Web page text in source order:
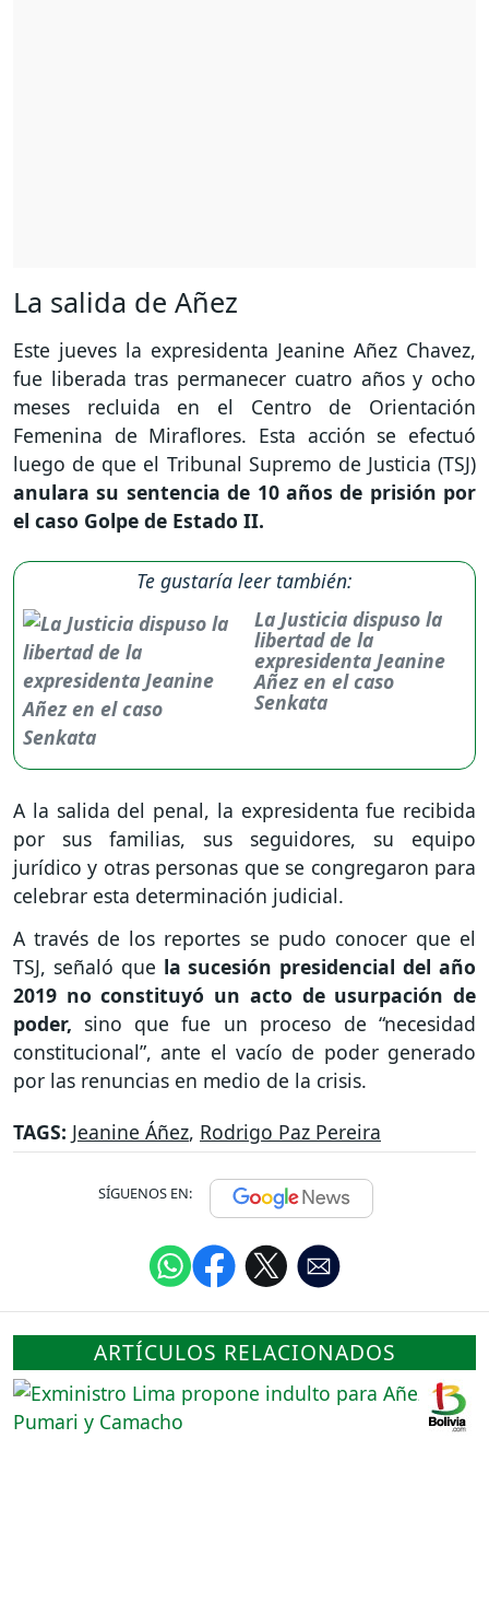
La salida de Añez
Este jueves la expresidenta Jeanine Añez Chavez,
fue liberada tras permanecer cuatro años y ocho
meses recluida en el Centro de Orientación
Femenina de Miraflores. Esta acción se efectuó
luego de que el Tribunal Supremo de Justicia (TSJ)
anulara su sentencia de 10 años de prisión por
el caso Golpe de Estado II.
Te gustaría leer también:
La Justicia dispuso la
libertad de la
expresidenta Jeanine
Añez en el caso
Senkata
A la salida del penal, la expresidenta fue recibida
por sus familias, sus seguidores, su equipo
jurídico y otras personas que se congregaron para
celebrar esta determinación judicial.
A través de los reportes se pudo conocer que el
TSJ, señaló que la sucesión presidencial del año
2019 no constituyó un acto de usurpación de
poder, sino que fue un proceso de “necesidad
constitucional”, ante el vacío de poder generado
por las renuncias en medio de la crisis.
TAGS: Jeanine Áñez, Rodrigo Paz Pereira
SÍGUENOS EN:
ARTÍCULOS RELACIONADOS